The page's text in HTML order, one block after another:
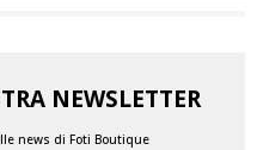
NEWSLETTER
news di Foti Boutique